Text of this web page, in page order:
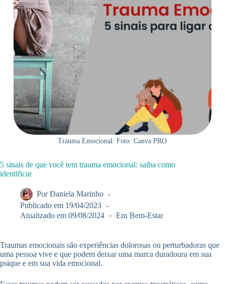
Trauma Emocional. Foto: Canva PRO
5 sinais de que você tem trauma emocional: saiba como
identificar
Por Daniela Marinho
Publicado em 19/04/2023
Atualizado em 09/08/2024 Em Bem-Estar
Traumas emocionais são experiências dolorosas ou perturbadoras que
uma pessoa vive e que podem deixar uma marca duradoura em sua
psique e em sua vida emocional.